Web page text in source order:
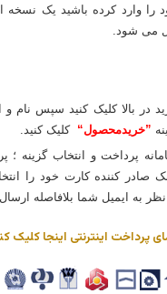
را وارد کرده باشید یک نسخه
می شود.
در بالا کلیک کنید سپس نام و
”خریدمحصول“
کلیک کنید.
پرداخت و انتخاب گزینه ؛
صادر کننده کارت خود را
به ایمیل شما بلافاصله
پرداخت اینترنتی اینجا کلیک